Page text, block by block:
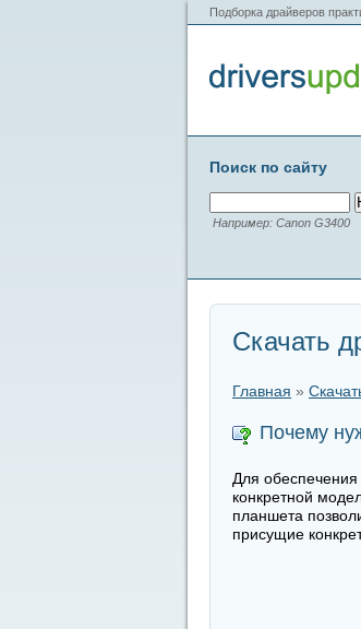
Подборка драйверов
Поиск по сайту
Например: Canon G3400
Скачать
Главная »
Почему
Для
конкретной
планшета
присущие